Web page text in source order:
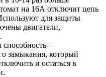
на 16А отключит цепь
для защиты
двигатели,
–
замыкания, который
и остаться в